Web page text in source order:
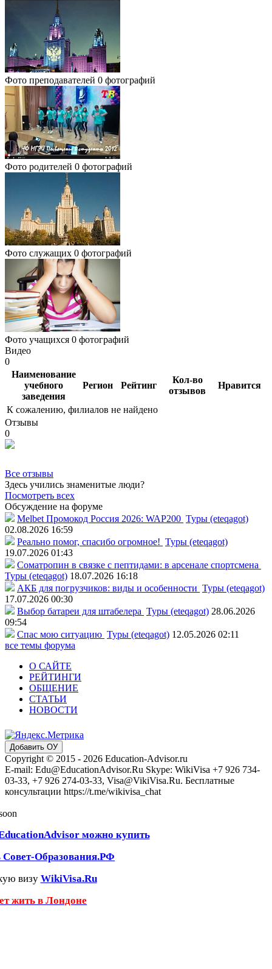
Фото преподавателей 0 фотографий
Фото родителей 0 фотографий
Фото служащих 0 фотографий
Фото учащихся 0 фотографий
Видео
0
Наименование
учебного
заведения
Регион Рейтинг
Кол-во
отзывов
Нравится
К сожалению, филиалов не найдено
Отзывы
0
Все отзывы
Здесь учились знаменитые люди?
Посмотреть всех
Обсуждение на форуме
Melbet Промокод Россия 2026: WAP200 Туры (eteqagot)
02.08.2026 16:59
Реально помог, спасибо огромное! Туры (eteqagot)
19.07.2026 01:43
Соматропин в связке с пептидами: в арсенале спортсмена
Туры (eteqagot) 18.07.2026 16:18
АКБ для погрузчиков: виды и особенности Туры (eteqagot)
17.07.2026 00:30
Выбор батареи для штабелера Туры (eteqagot) 28.06.2026
09:54
Спас мою ситуацию Туры (eteqagot) 12.05.2026 02:11
все темы форума
О САЙТЕ
РЕЙТИНГИ
ОБЩЕНИЕ
СТАТЬИ
НОВОСТИ
Добавить ОУ
Copyright © 2015 - 2026 Education-Advisor.ru
E-mail: Edu@EducationAdvisor.Ru Skype: WikiVisa +7 926 734-
03-33, +7 926 274-03-33, Visa@VikiVisa.Ru. Бесплатные
консультации https://t.me/wikivisa_chat
можно купить
Совет-Образования.РФ
визу WikiVisa.Ru
жить в Лондоне